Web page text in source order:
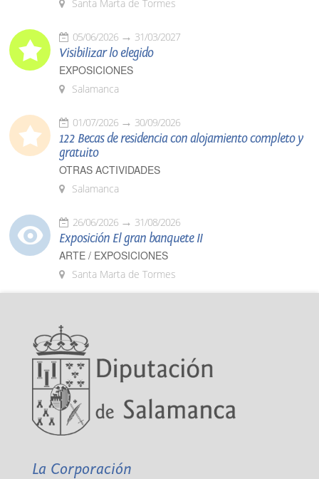
Santa Marta de Tormes
05/06/2026 31/03/2027
Visibilizar lo elegido
EXPOSICIONES
Salamanca
01/07/2026 30/09/2026
122 Becas de residencia con alojamiento completo y
gratuito
OTRAS ACTIVIDADES
Salamanca
26/06/2026 31/08/2026
Exposición El gran banquete II
ARTE / EXPOSICIONES
Santa Marta de Tormes
La Corporación